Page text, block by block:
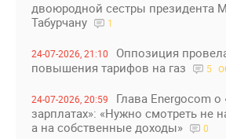
двоюродной сестры президента
Табурчану
1
24-07-2026, 21:10
Оппозиция
повышения тарифов на газ
5
24-07-2026, 20:59
Глава Energocom
зарплатах»: «Нужно смотреть не
а на собственные доходы»
0